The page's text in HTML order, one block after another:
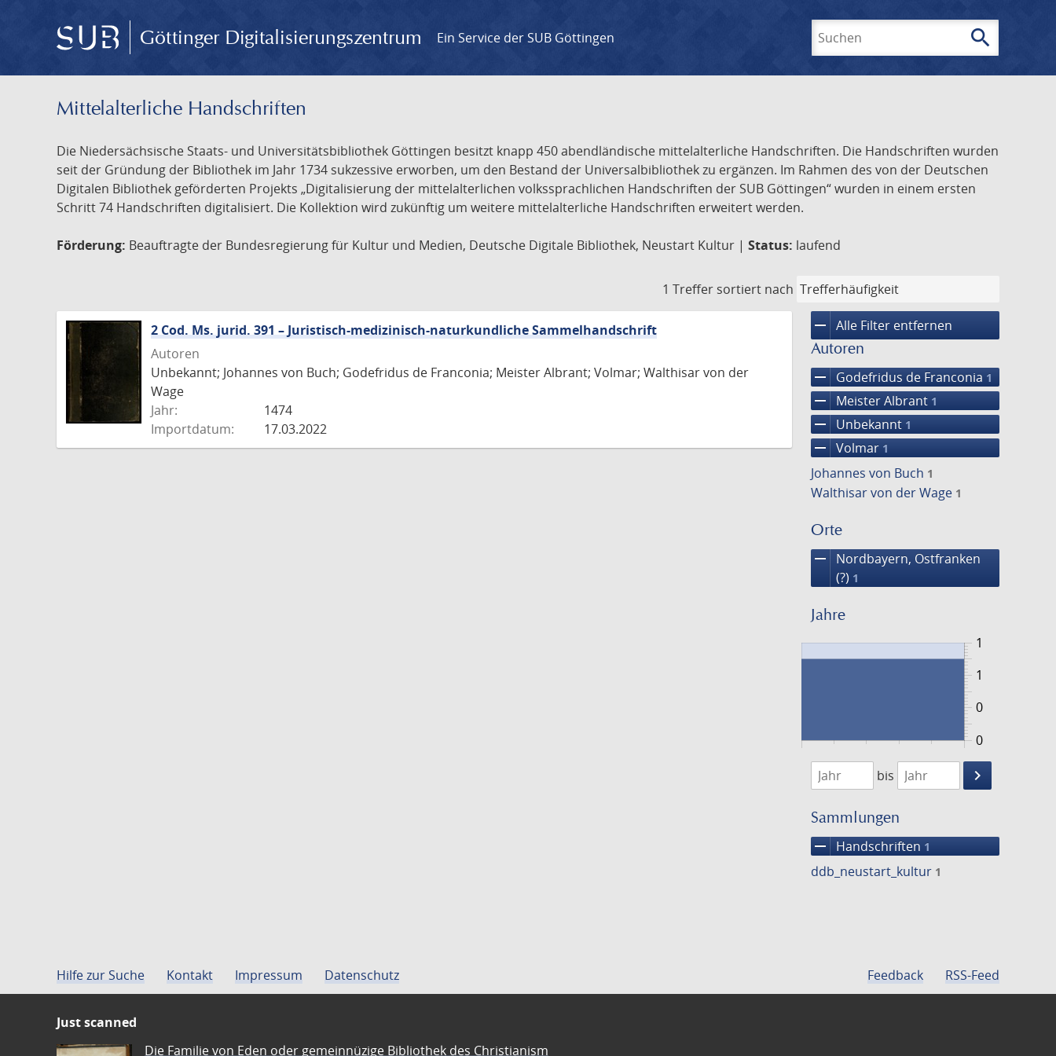
Göttinger Digitalisierungszentrum Ein Service der SUB Göttingen search
Mittelalterliche Handschriften
Die Niedersächsische Staats- und Universitätsbibliothek Göttingen besitzt knapp 450 abendländische mittelalterliche Handschriften. Die Handschriften wurden
seit der Gründung der Bibliothek im Jahr 1734 sukzessive erworben, um den Bestand der Universalbibliothek zu ergänzen. Im Rahmen des von der Deutschen
Digitalen Bibliothek geförderten Projekts „Digitalisierung der mittelalterlichen volkssprachlichen Handschriften der SUB Göttingen“ wurden in einem ersten
Schritt 74 Handschriften digitalisiert. Die Kollektion wird zukünftig um weitere mittelalterliche Handschriften erweitert werden.
Förderung: Beauftragte der Bundesregierung für Kultur und Medien, Deutsche Digitale Bibliothek, Neustart Kultur | Status: laufend
1 Treffer sortiert nach
remove Alle Filter entfernen
Autoren
remove Godefridus de Franconia 1
remove Meister Albrant 1
remove Unbekannt 1
remove Volmar 1
Johannes von Buch 1
Walthisar von der Wage 1
Orte
remove
Nordbayern, Ostfranken
(?) 1
Jahre
0
1
0
1
1474
1475
bis
keyboard_arrow_right
Suche
Sammlungen
remove Handschriften 1
ddb_neustart_kultur 1
2 Cod. Ms. jurid. 391 – Juristisch-medizinisch-naturkundliche Sammelhandschrift
Autoren
Unbekannt; Johannes von Buch; Godefridus de Franconia; Meister Albrant; Volmar; Walthisar von der
Wage
Jahr:
1474
Importdatum:
17.03.2022
Hilfe zur Suche Kontakt Impressum Datenschutz Feedback RSS-Feed
Just scanned
Die Familie von Eden oder gemeinnüzige Bibliothek des Christianism